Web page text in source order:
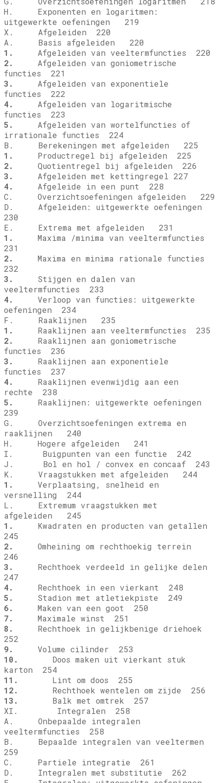
H. Exponenten en logaritmen:
uitgewerkte oefeningen 219
X. Afgeleiden 220
A. Basis afgeleiden 220
1.
Afgeleiden van veeltermfuncties 220
2.
Afgeleiden van goniometrische
functies 221
3.
Afgeleiden van exponentiele
functies 222
4.
Afgeleiden van logaritmische
functies 223
5.
Afgeleiden van wortelfuncties of
irrationale functies 224
B. Berekeningen met afgeleiden 225
1.
Productregel bij afgeleiden 225
2.
Quotientregel bij afgeleiden 226
3.
Afgeleiden met kettingregel 227
4.
Afgeleide in een punt 228
C. Overzichtsoefeningen afgeleiden 229
D. Afgeleiden: uitgewerkte oefeningen
230
E. Extrema met afgeleiden 231
1.
Maxima /minima van veeltermfuncties
231
2.
Maxima en minima rationale functies
232
3.
Stijgen en dalen van
veeltermfuncties 233
4.
Verloop van functies: uitgewerkte
oefeningen 234
F. Raaklijnen 235
1.
Raaklijnen aan veeltermfuncties 235
2.
Raaklijnen aan goniometrische
functies 236
3.
Raaklijnen aan exponentiele
functies 237
4.
Raaklijnen evenwijdig aan een
rechte 238
5.
Raaklijnen: uitgewerkte oefeningen
239
G. Overzichtsoefeningen extrema en
raaklijnen 240
H. Hogere afgeleiden 241
I. Buigpunten van een functie 242
J. Bol en hol / convex en concaaf 243
K. Vraagstukken met afgeleiden 244
1.
Verplaatsing, snelheid en
versnelling 244
L. Extremum vraagstukken met
afgeleiden 245
1.
Kwadraten en producten van getallen
245
2.
Omheining om rechthoekig terrein
246
3.
Rechthoek verdeeld in gelijke delen
247
4.
Rechthoek in een vierkant 248
5.
Stadion met atletiekpiste 249
6.
Maken van een goot 250
7.
Maximale winst 251
8.
Rechthoek in gelijkbenige driehoek
252
9.
Volume cilinder 253
10.
Doos maken uit vierkant stuk
karton 254
11.
Lint om doos 255
12.
Rechthoek wentelen om zijde 256
13.
Balk met omtrek 257
XI. Integralen 258
A. Onbepaalde integralen
veeltermfuncties 258
B. Bepaalde integralen van veeltermen
259
C. Partiele integratie 261
D. Integralen met substitutie 262